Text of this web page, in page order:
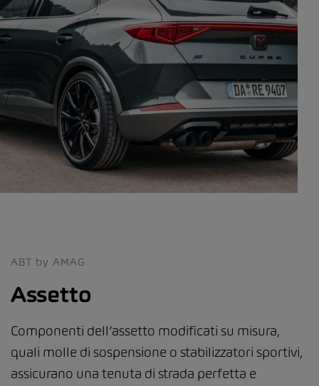
ABT by AMAG
Assetto
Componenti dell’assetto modificati su misura,
quali molle di sospensione o stabilizzatori sportivi,
assicurano una tenuta di strada perfetta e